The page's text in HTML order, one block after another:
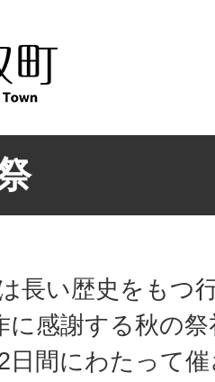
長い歴史をもつ
に感謝する秋の
日間にわたって